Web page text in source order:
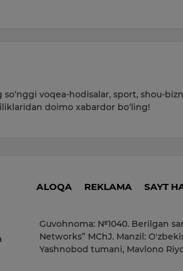
voqea-hodisalar, sport, shou-
doimo xabardor bo‘ling!
ALOQA REKLAMA SAYT
Guvohnoma: №1040. Berilgan
Networks” MChJ. Manzil:
Yashnobod tumani, Mavlono